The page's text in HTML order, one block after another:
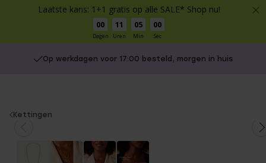
Laatste kans: 1+1 gratis op alle SALE* Shop nu!
00
Dagen
11
Uren
04
Min
59
Sec
Op werkdagen voor 17:00 besteld, morgen in huis
You
Kettingen